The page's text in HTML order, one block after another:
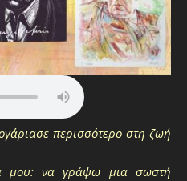
περισσότερο στη ζωή
μου: να γράψω μια σωστή